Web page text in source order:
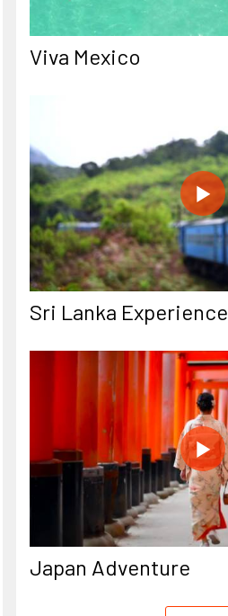
Viva Mexico
Sri Lanka Experience
Japan Adventure